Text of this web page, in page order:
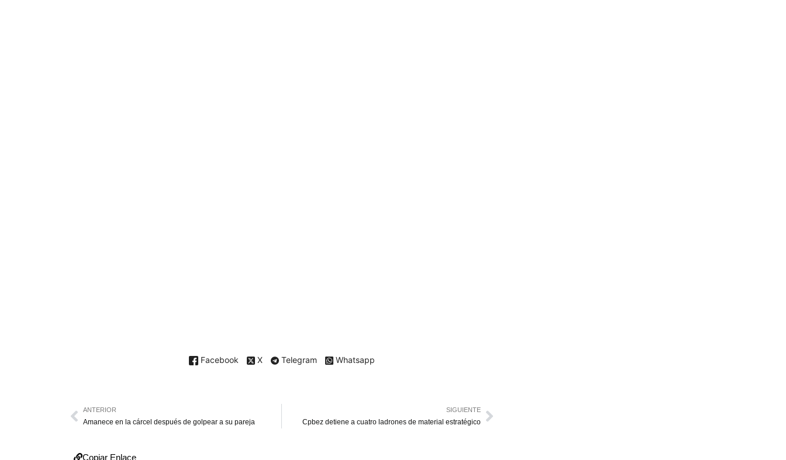
Facebook X Telegram Whatsapp
ANTERIOR
Amanece en la cárcel después de golpear a su pareja
SIGUIENTE
Cpbez detiene a cuatro ladrones de material estratégico
Copiar Enlace